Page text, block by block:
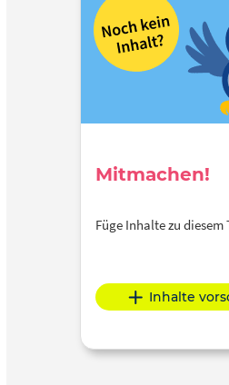
Mitmachen!
Füge Inhalte zu
Inhalte